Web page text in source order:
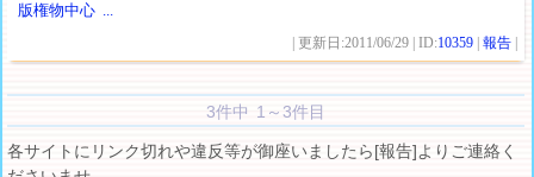
版権物中心 ...
| 更新日:2011/06/29 | ID:10359 |報告
3件中 1～3件目
各サイトにリンク切れや違反等が御座いましたら[報告]よりご連絡く